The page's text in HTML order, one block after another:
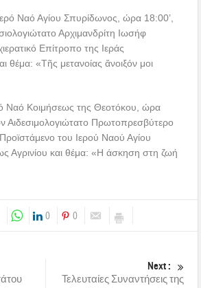
Ναό Αγίου Σπυρίδωνος, ώρα 18:00’,
Αρχιμανδρίτη Ιωσήφ
Επίτροπο της Ιεράς
θέμα: «Τῆς μετανοίας ἄνοιξόν μοι
Ναό Κοιμήσεως της Θεοτόκου, ώρα
Αιδεσιμολογιώτατο Πρωτοπρεσβύτερο
του Ιερού Ναού Αγίου
Αγρινίου και θέμα: «Η άσκηση στη ζωή
0 0
Next :
Τελευταίες Συναντήσεις της